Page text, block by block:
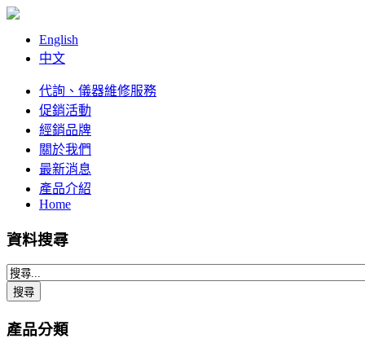
English
中文
代詢、儀器維修服務
促銷活動
經銷品牌
關於我們
最新消息
產品介紹
Home
資料搜尋
產品分類